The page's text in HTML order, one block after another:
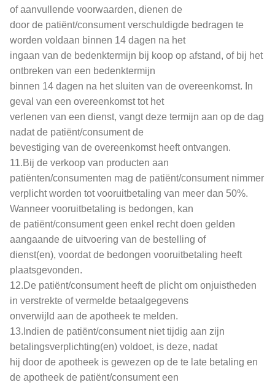
of aanvullende voorwaarden, dienen de
door de patiënt/consument verschuldigde bedragen te
worden voldaan binnen 14 dagen na het
ingaan van de bedenktermijn bij koop op afstand, of bij het
ontbreken van een bedenktermijn
binnen 14 dagen na het sluiten van de overeenkomst. In
geval van een overeenkomst tot het
verlenen van een dienst, vangt deze termijn aan op de dag
nadat de patiënt/consument de
bevestiging van de overeenkomst heeft ontvangen.
11.Bij de verkoop van producten aan
patiënten/consumenten mag de patiënt/consument nimmer
verplicht worden tot vooruitbetaling van meer dan 50%.
Wanneer vooruitbetaling is bedongen, kan
de patiënt/consument geen enkel recht doen gelden
aangaande de uitvoering van de bestelling of
dienst(en), voordat de bedongen vooruitbetaling heeft
plaatsgevonden.
12.De patiënt/consument heeft de plicht om onjuistheden
in verstrekte of vermelde betaalgegevens
onverwijld aan de apotheek te melden.
13.Indien de patiënt/consument niet tijdig aan zijn
betalingsverplichting(en) voldoet, is deze, nadat
hij door de apotheek is gewezen op de te late betaling en
de apotheek de patiënt/consument een